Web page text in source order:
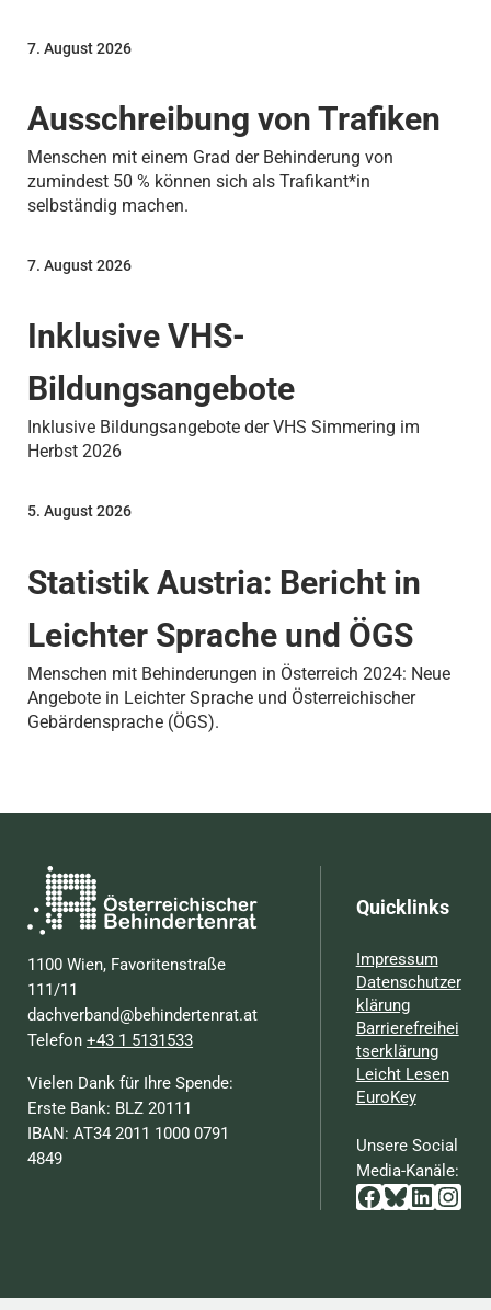
Ausschreibung von Trafiken
7. August 2026
Menschen mit einem Grad der Behinderung von
zumindest 50 % können sich als Trafikant*in
selbständig machen.
Inklusive VHS-
Bildungsangebote
7. August 2026
Inklusive Bildungsangebote der VHS Simmering im
Herbst 2026
Statistik Austria: Bericht in
Leichter Sprache und ÖGS
5. August 2026
Menschen mit Behinderungen in Österreich 2024: Neue
Angebote in Leichter Sprache und Österreichischer
Gebärdensprache (ÖGS).
1100 Wien, Favoritenstraße
111/11
dachverband@behindertenrat.at
Telefon+43 1 5131533
Vielen Dank für Ihre Spende:
Erste Bank: BLZ 20111
IBAN: AT34 2011 1000 0791
4849
Quicklinks
Impressum
Datenschutzer
klärung
Barrierefreihei
tserklärung
Leicht Lesen
EuroKey
Unsere Social
Media-Kanäle:
Facebook
Bluesky